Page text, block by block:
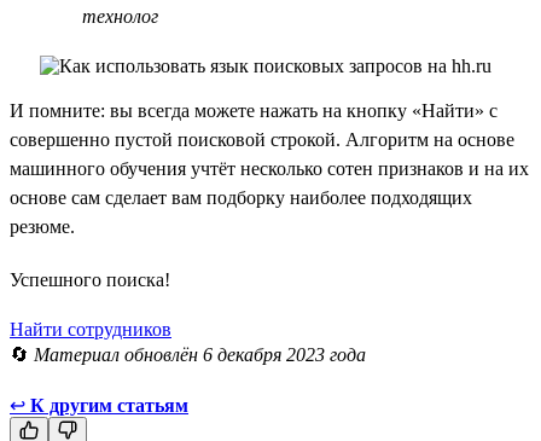
технолог
И помните: вы всегда можете нажать на кнопку «Найти» с
совершенно пустой поисковой строкой. Алгоритм на основе
машинного обучения учтёт несколько сотен признаков и на их
основе сам сделает вам подборку наиболее подходящих
резюме.
Успешного поиска!
Найти сотрудников
🔄 Материал обновлён 6 декабря 2023 года
↩ К другим статьям